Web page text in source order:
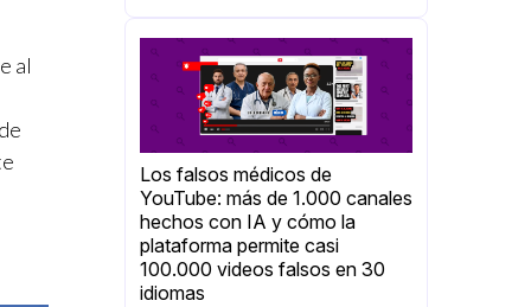
al
Los falsos médicos de
YouTube: más de 1.000 canales
hechos con IA y cómo la
plataforma permite casi
100.000 videos falsos en 30
idiomas